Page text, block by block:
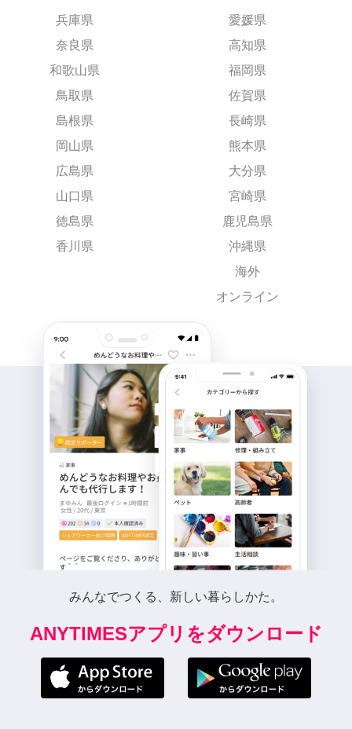
兵庫県
奈良県
和歌山県
鳥取県
島根県
岡山県
広島県
山口県
徳島県
香川県
愛媛県
高知県
福岡県
佐賀県
長崎県
熊本県
大分県
宮崎県
鹿児島県
沖縄県
海外
オンライン
みんなでつくる、新しい暮らしかた。
ANYTIMESアプリをダウンロード